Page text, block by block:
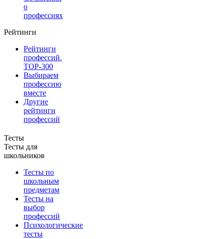
о
профессиях
Рейтинги
Рейтинги
профессий.
TOP-300
Выбираем
профессию
вместе
Другие
рейтинги
профессий
Тесты
Тесты для
школьников
Тесты по
школьным
предметам
Тесты на
выбор
профессий
Психологические
тесты